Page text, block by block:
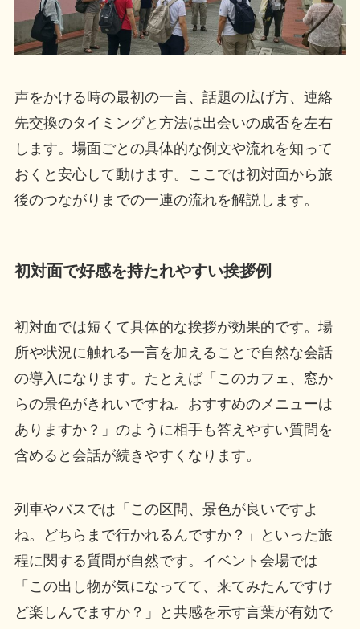
声をかける時の最初の一言、話題の広げ方、連絡
先交換のタイミングと方法は出会いの成否を左右
します。場面ごとの具体的な例文や流れを知って
おくと安心して動けます。ここでは初対面から旅
後のつながりまでの一連の流れを解説します。
初対面で好感を持たれやすい挨拶例
初対面では短くて具体的な挨拶が効果的です。場
所や状況に触れる一言を加えることで自然な会話
の導入になります。たとえば「このカフェ、窓か
らの景色がきれいですね。おすすめのメニューは
ありますか？」のように相手も答えやすい質問を
含めると会話が続きやすくなります。
列車やバスでは「この区間、景色が良いですよ
ね。どちらまで行かれるんですか？」といった旅
程に関する質問が自然です。イベント会場では
「この出し物が気になってて、来てみたんですけ
ど楽しんでますか？」と共感を示す言葉が有効で